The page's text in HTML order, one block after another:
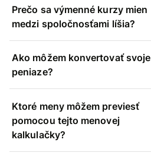
Prečo sa výmenné kurzy mien
medzi spoločnosťami líšia?
Ako môžem konvertovať svoje
peniaze?
Ktoré meny môžem previesť
pomocou tejto menovej
kalkulačky?